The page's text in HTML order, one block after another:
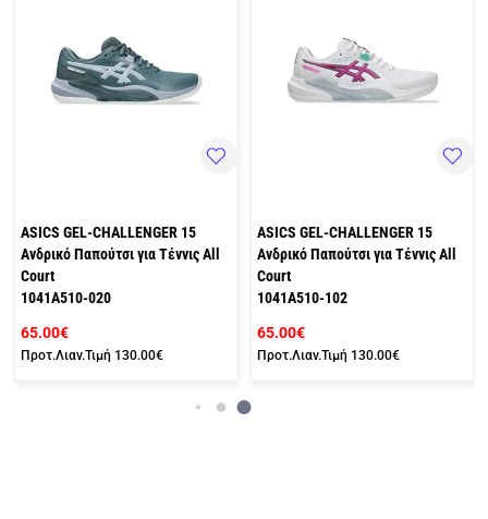
ASICS GEL-CHALLENGER 15
Ανδρικό Παπούτσι για Τέννις All
Court
1041A510-020
65.00€
Προτ.Λιαν.Τιμή 130.00€
ASICS GEL-CHALLENGER 15
Ανδρικό Παπούτσι για Τέννις All
Court
1041A510-102
65.00€
Προτ.Λιαν.Τιμή 130.00€